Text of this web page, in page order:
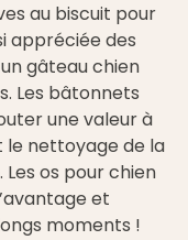
au biscuit pour
appréciée des
gâteau chien
Les bâtonnets
une valeur à
nettoyage de la
os pour chien
et
moments !